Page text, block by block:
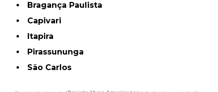
Bragança Paulista
Capivari
Itapira
Pirassununga
São Carlos